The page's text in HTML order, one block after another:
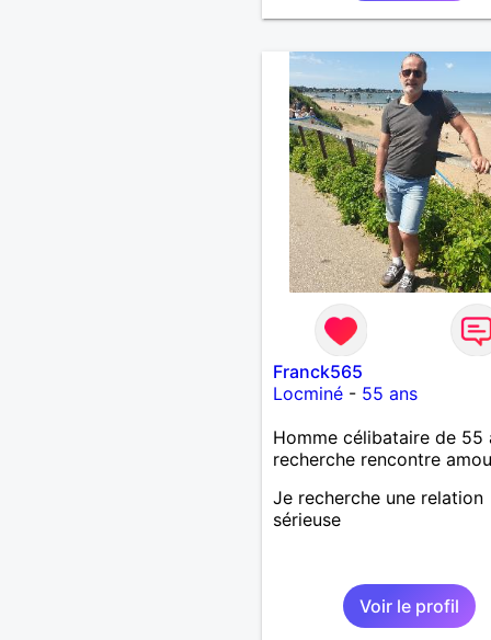
ravi….A très bientôt je
Franck565
Locminé- 55 ans
Homme célibataire de 55
recherche rencontre
Je recherche une relation
sérieuse
Voir le profil